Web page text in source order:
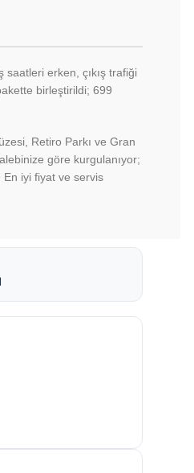
erken, çıkış trafiği
birleştirildi; 699
Retiro Parkı ve Gran
göre kurgulanıyor;
iyi fiyat ve servis